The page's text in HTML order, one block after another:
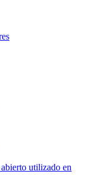
utilizado en